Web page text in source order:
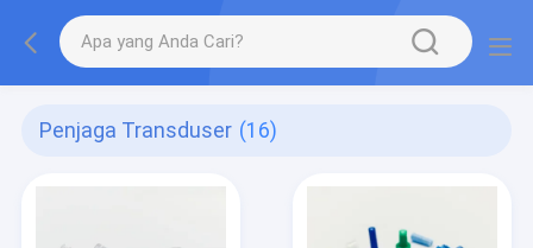
Penjaga Transduser (16)